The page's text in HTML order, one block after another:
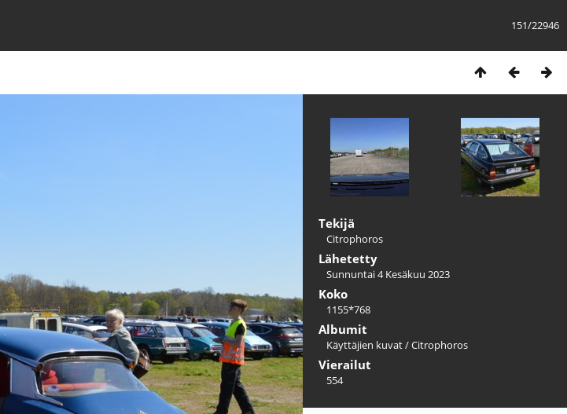
151/22946
Tekijä
Citrophoros
Lähetetty
Sunnuntai 4 Kesäkuu 2023
Koko
1155*768
Albumit
Käyttäjien kuvat/Citrophoros
Vierailut
554